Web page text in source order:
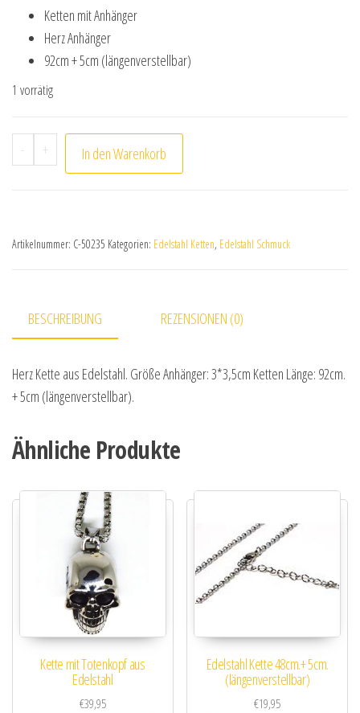
Ketten mit Anhänger
Herz Anhänger
92cm + 5cm (längenverstellbar)
1 vorrätig
- Herz Kette aus Edelstahl 97cm Menge
+ In den Warenkorb
Artikelnummer: C-50235 Kategorien: Edelstahl Ketten, Edelstahl Schmuck
BESCHREIBUNG REZENSIONEN (0)
Herz Kette aus Edelstahl. Größe Anhänger: 3*3,5cm Ketten Länge: 92cm.
+ 5cm (längenverstellbar).
Ähnliche Produkte
Kette mit Totenkopf aus
Edelstahl
€39,95
Edelstahl Kette 48cm.+ 5cm.
(längenverstellbar)
€19,95